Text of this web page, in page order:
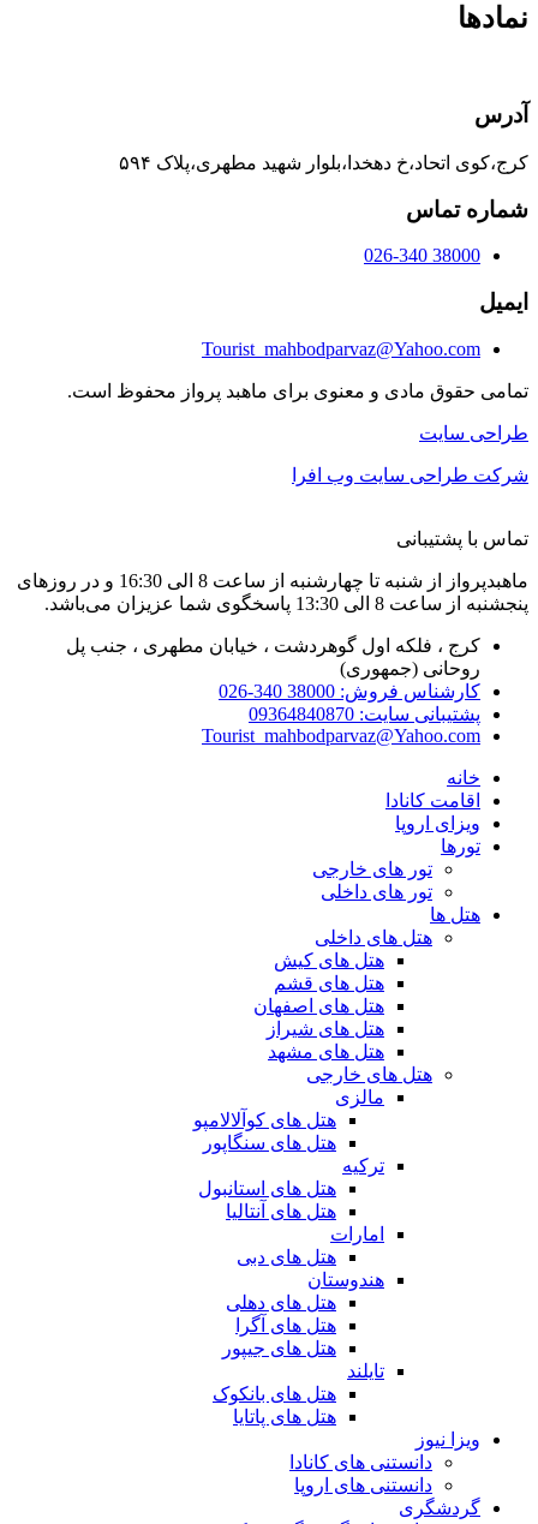
نمادها
آدرس
کرج،کوی اتحاد،خ دهخدا،بلوار شهید مطهری،پلاک ۵۹۴
شماره تماس
38000 026-340
ایمیل
Tourist_mahbodparvaz@Yahoo.com
تمامی حقوق مادی و معنوی برای ماهبد پرواز محفوظ است.
طراحی سایت
شرکت طراحی سایت وب افرا
تماس با پشتیبانی
ماهبدپرواز از شنبه تا چهارشنبه از ساعت 8 الی 16:30 و در روزهای
پنجشنبه از ساعت 8 الی 13:30 پاسخگوی شما عزیزان می‌باشد.
کرج ، فلکه اول گوهردشت ، خیابان مطهری ، جنب پل
روحانی (جمهوری)
کارشناس فروش: 38000 340-026
پشتیبانی سایت: 09364840870
Tourist_mahbodparvaz@Yahoo.com
خانه
اقامت کانادا
ویزای اروپا
تورها
تور های خارجی
تور های داخلی
هتل ها
هتل های داخلی
هتل های کیش
هتل های قشم
هتل های اصفهان
هتل های شیراز
هتل های مشهد
هتل های خارجی
مالزی
هتل های کوآلالامپو
هتل های سنگاپور
ترکیه
هتل های استانبول
هتل های آنتالیا
امارات
هتل های دبی
هندوستان
هتل های دهلی
هتل های آگرا
هتل های جیپور
تایلند
هتل های بانکوک
هتل های پاتایا
ویزا نیوز
دانستنی های کانادا
دانستنی های اروپا
گردشگری